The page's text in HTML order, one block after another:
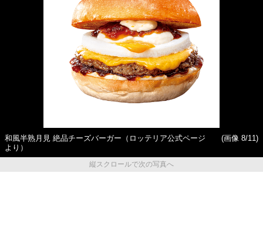
和風半熟月見 絶品チーズバーガー（ロッテリア公式ページ
より）
(画像 8/11)
縦スクロールで次の写真へ